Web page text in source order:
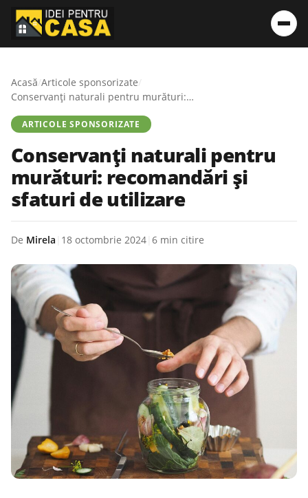
Acasă/Articole sponsorizate/
Conservanți naturali pentru murături: recomandări și sfaturi de utilizare
ARTICOLE SPONSORIZATE
Conservanți naturali pentru
murături: recomandări și
sfaturi de utilizare
De Mirela 18 octombrie 2024 6 min citire